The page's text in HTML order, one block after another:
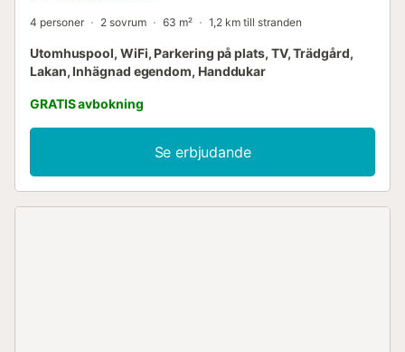
4 personer 2 sovrum 63 m² 1,2 km till stranden
Utomhuspool, WiFi, Parkering på plats, TV, Trädgård,
Lakan, Inhägnad egendom, Handdukar
GRATIS avbokning
Se erbjudande